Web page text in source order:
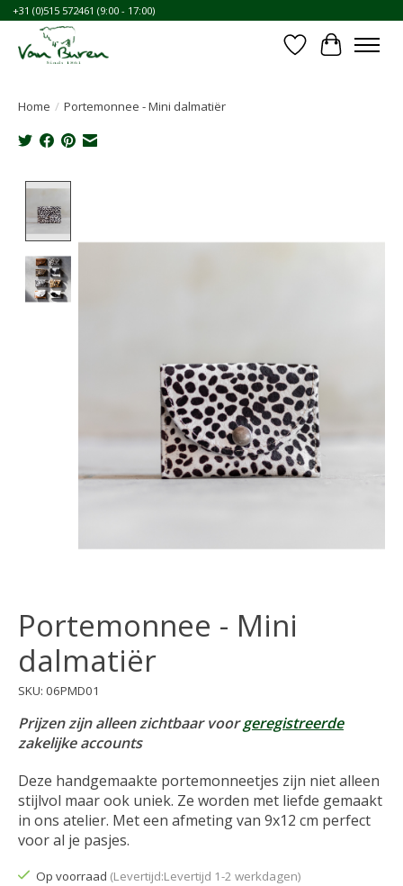
+31 (0)515 572461 (9:00 - 17:00)
Verlanglijst
Home / Portemonnee - Mini dalmatiër
Portemonnee - Mini
dalmatiër
SKU: 06PMD01
Prijzen zijn alleen zichtbaar voorgeregistreerde
zakelijke accounts
Deze handgemaakte portemonneetjes zijn niet alleen
stijlvol maar ook uniek. Ze worden met liefde gemaakt
in ons atelier. Met een afmeting van 9x12 cm perfect
voor al je pasjes.
Op voorraad (Levertijd:Levertijd 1-2 werkdagen)